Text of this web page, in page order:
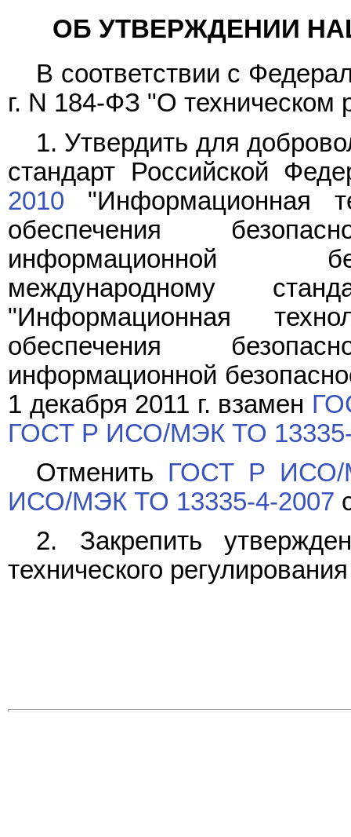
ОБ УТВЕРЖДЕНИИ
В соответствии с
г. N 184-ФЗ "О техническом
1. Утвердить для
стандарт Российской
2010 "Информационная
обеспечения
информационной
международному
"Информационная
обеспечения
информационной
1 декабря 2011 г. взамен
ГОСТ Р ИСО/МЭК ТО 13335-
Отменить ГОСТ Р ИСО/
ИСО/МЭК ТО 13335-4-2007
2. Закрепить
технического